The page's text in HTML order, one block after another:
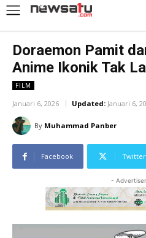
Doraemon Pamit
Anime Ikonik Tak
FILM
Januari 6, 2026 Updated: Januari 6,
By Muhammad Panber
Facebook Twitter
-